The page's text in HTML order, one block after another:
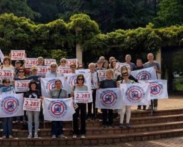
del agua, un recurso
y el equilibrio de los
fomentando hábitos de
especialmente entre los
recomienda el uso del
especialmente Bizkaibus y Renfe
la fiesta se desarrollará en el centro